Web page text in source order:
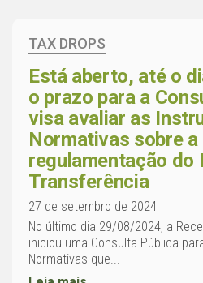
TAX DROPS
Está aberto, até o
o prazo para a
visa avaliar as
Normativas sobre a
regulamentação do
Transferência
27 de setembro de 2024
No último dia 29/08/2024, a
iniciou uma Consulta Pública
Normativas que...